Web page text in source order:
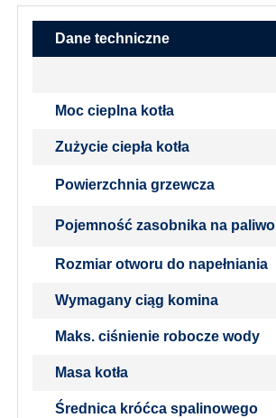
Dane techniczne
Moc cieplna kotła
Zużycie ciepła kotła
Powierzchnia grzewcza
Pojemność zasobnika na paliwo
Rozmiar otworu do napełniania
Wymagany ciąg komina
Maks. ciśnienie robocze wody
Masa kotła
Średnica króćca spalinowego